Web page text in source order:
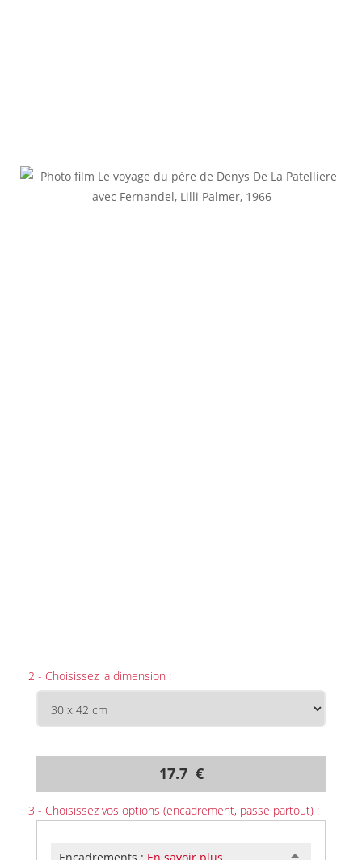
2 - Choisissez la dimension :
17.7 €
3 - Choisissez vos options (encadrement, passe partout) :
Encadrements : En savoir plus